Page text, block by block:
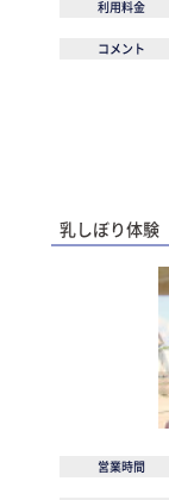
利用料金
コメント
乳しぼり体験
営業時間